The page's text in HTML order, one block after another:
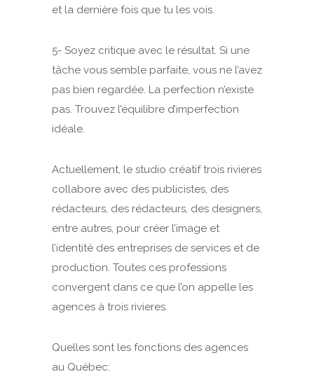
et la dernière fois que tu les vois.
5- Soyez critique avec le résultat. Si une
tâche vous semble parfaite, vous ne l’avez
pas bien regardée. La perfection n’existe
pas. Trouvez l’équilibre d’imperfection
idéale.
Actuellement, le studio créatif trois rivieres
collabore avec des publicistes, des
rédacteurs, des rédacteurs, des designers,
entre autres, pour créer l’image et
l’identité des entreprises de services et de
production. Toutes ces professions
convergent dans ce que l’on appelle les
agences à trois rivieres.
Quelles sont les fonctions des agences
au Québec: